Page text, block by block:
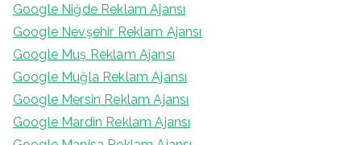
Google Niğde Reklam Ajansı
Google Nevşehir Reklam Ajansı
Google Muş Reklam Ajansı
Google Muğla Reklam Ajansı
Google Mersin Reklam Ajansı
Google Mardin Reklam Ajansı